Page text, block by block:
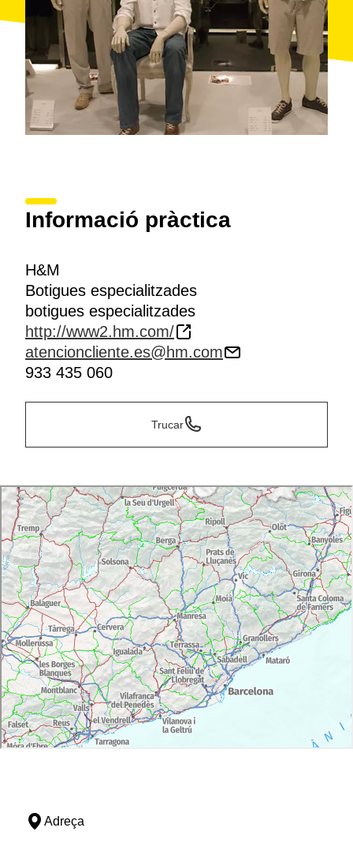
Informació pràctica
H&M
Botigues especialitzades
botigues especialitzades
http://www2.hm.com/
atencioncliente.es@hm.com
933 435 060
Trucar
Adreça